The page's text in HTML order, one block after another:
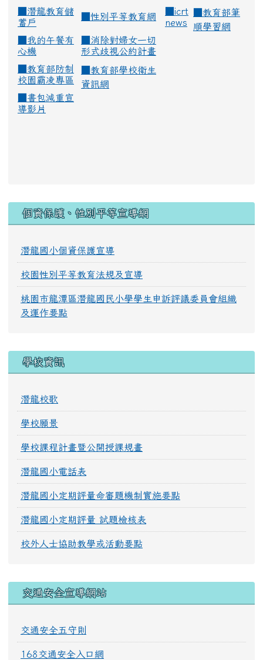
潛龍教育儲
蓄戶
性別平等教育網
icrt
news
教育部筆
順學習網
我的午餐有
心機
消除對婦女一切
形式歧視公約計畫
教育部防制
校園霸凌專區
教育部學校衛生
資訊網
書包減重宣
導影片
個資保護、性別平等宣導網
潛龍國小個資保護宣導
校園性別平等教育法規及宣導
桃園市龍潭區潛龍國民小學學生申訴評議委員會組織
及運作要點
學校資訊
潛龍校歌
學校願景
學校課程計畫暨公開授課規畫
潛龍國小電話表
潛龍國小定期評量命審題機制實施要點
潛龍國小定期評量 試題檢核表
校外人士協助教學或活動要點
交通安全宣導網站
交通安全五守則
168交通安全入口網